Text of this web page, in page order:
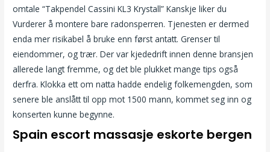
omtale “Takpendel Cassini KL3 Krystall” Kanskje liker du
Vurderer å montere bare radonsperren. Tjenesten er dermed
enda mer risikabel å bruke enn først antatt. Grenser til
eiendommer, og trær. Der var kjededrift innen denne bransjen
allerede langt fremme, og det ble plukket mange tips også
derfra. Klokka ett om natta hadde endelig folkemengden, som
senere ble anslått til opp mot 1500 mann, kommet seg inn og
konserten kunne begynne.
Spain escort massasje eskorte bergen